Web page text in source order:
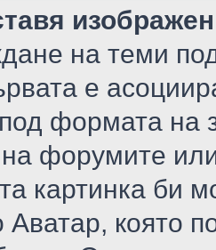
на теми
е
формата на
форумите
картинка би
Аватар, която